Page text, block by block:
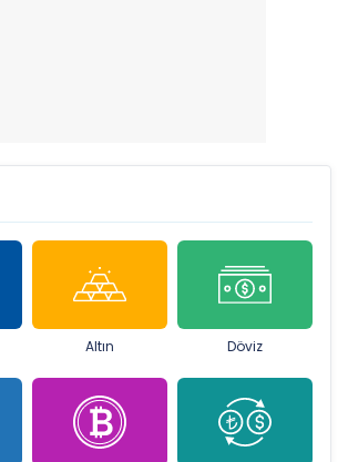
Altın Döviz